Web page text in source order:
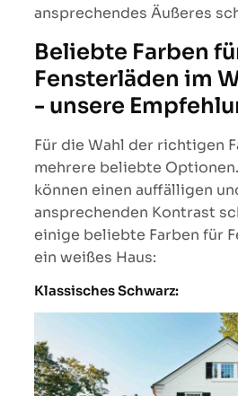
ansprechendes Äußeres
Beliebte Farben
Fensterläden im
- unsere
Für die Wahl der richtigen
mehrere beliebte
können einen auffälligen
ansprechenden Kontrast
einige beliebte Farben für
ein weißes Haus:
Klassisches Schwarz: